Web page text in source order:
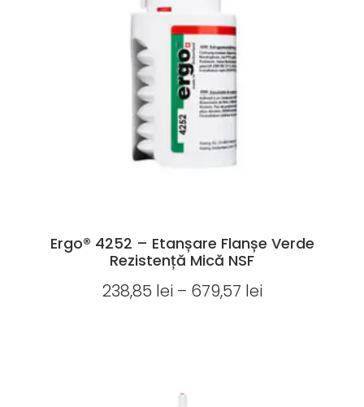
Ergo® 4252 – Etanșare Flanșe Verde
Rezistență Mică NSF
238,85 lei – 679,57 lei